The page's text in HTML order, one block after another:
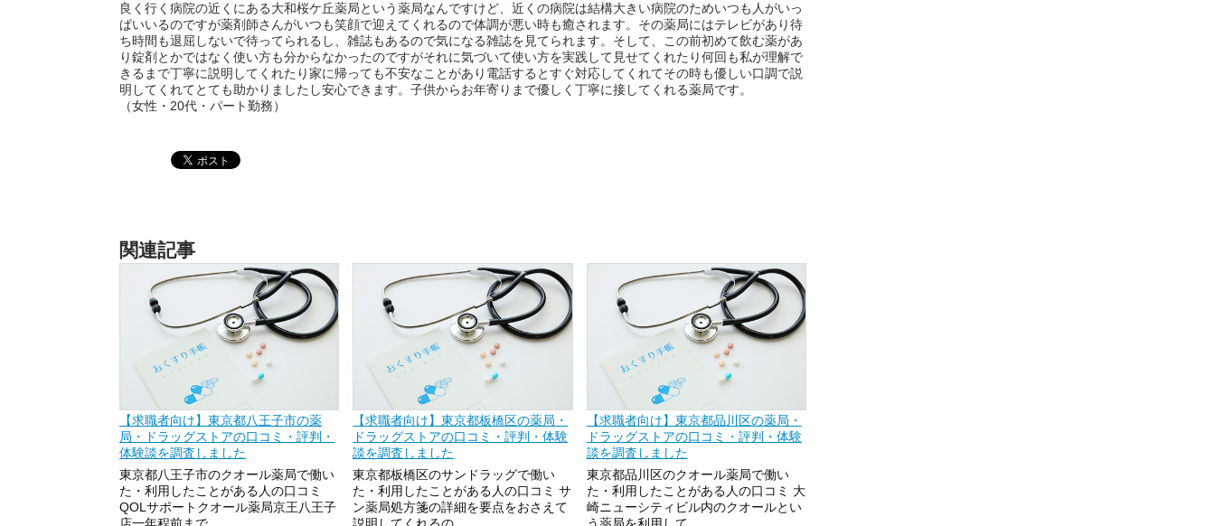
良く行く病院の近くにある大和桜ケ丘薬局という薬局なんですけど、近くの病院は結構大きい病院のためいつも人がいっ
ぱいいるのですが薬剤師さんがいつも笑顔で迎えてくれるので体調が悪い時も癒されます。その薬局にはテレビがあり待
ち時間も退屈しないで待ってられるし、雑誌もあるので気になる雑誌を見てられます。そして、この前初めて飲む薬があ
り錠剤とかではなく使い方も分からなかったのですがそれに気づいて使い方を実践して見せてくれたり何回も私が理解で
きるまで丁寧に説明してくれたり家に帰っても不安なことがあり電話するとすぐ対応してくれてその時も優しい口調で説
明してくれてとても助かりましたし安心できます。子供からお年寄りまで優しく丁寧に接してくれる薬局です。
（女性・20代・パート勤務）
関連記事
【求職者向け】東京都八王子市の薬
局・ドラッグストアの口コミ・評判・
体験談を調査しました
東京都八王子市のクオール薬局で働い
た・利用したことがある人の口コミ
QOLサポートクオール薬局京王八王子
【求職者向け】東京都板橋区の薬局・
ドラッグストアの口コミ・評判・体験
談を調査しました
東京都板橋区のサンドラッグで働い
た・利用したことがある人の口コミ サ
ン薬局処方箋の詳細を要点をおさえて
【求職者向け】東京都品川区の薬局・
ドラッグストアの口コミ・評判・体験
談を調査しました
東京都品川区のクオール薬局で働い
た・利用したことがある人の口コミ 大
崎ニューシティビル内のクオールとい